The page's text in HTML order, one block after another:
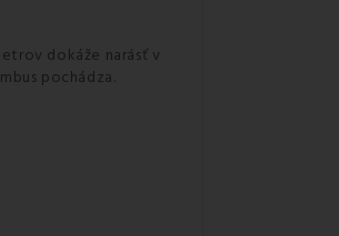
dokáže narásť v
pochádza.